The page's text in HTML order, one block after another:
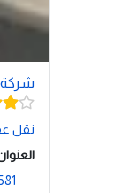
شركة
نقل